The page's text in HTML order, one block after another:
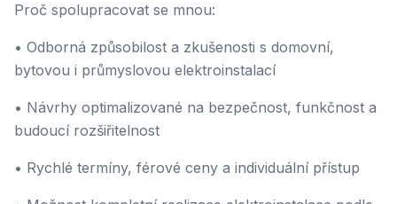
Proč spolupracovat se mnou:
• Odborná způsobilost a zkušenosti s domovní,
bytovou i průmyslovou elektroinstalací
• Návrhy optimalizované na bezpečnost, funkčnost a
budoucí rozšiřitelnost
• Rychlé termíny, férové ceny a individuální přístup